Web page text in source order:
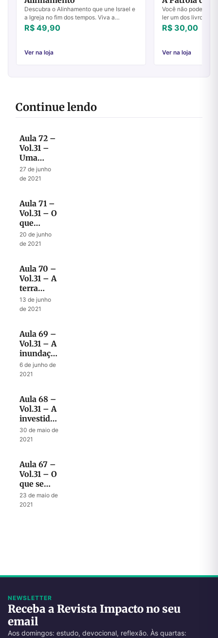
Descubra o Alinhamento que une Israel e
a Igreja no fim dos tempos. Viva a
restauração da fé abraâmica e o
avivamento profético.
R$ 49,90
Ver na loja
Você não pode
ler um dos livros
anos do ministério
por John Walker e
R$ 30,00
Ver na loja
Continue lendo
Aula 72 –
Vol.31 –
Uma
visão
selada até
27 de junho
de 2021
Aula 71 –
Vol.31 – O
que
acontecerá
no final
20 de junho
de 2021
Aula 70 –
Vol.31 – A
terra
gloriosa e
o tempo
13 de junho
de 2021
Aula 69 –
Vol.31 – A
inundação
no tempo
do fim
6 de junho de
2021
Aula 68 –
Vol.31 – A
investida
final do
anticristo
30 de maio de
2021
Aula 67 –
Vol.31 – O
que se
espera
dos
23 de maio de
2021
NEWSLETTER
Receba a Revista Impacto no seu
email
Aos domingos: estudo, devocional, reflexão. Às quartas: